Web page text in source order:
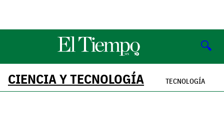
🔍
CIENCIA Y TECNOLOGÍA TECNOLOGÍA